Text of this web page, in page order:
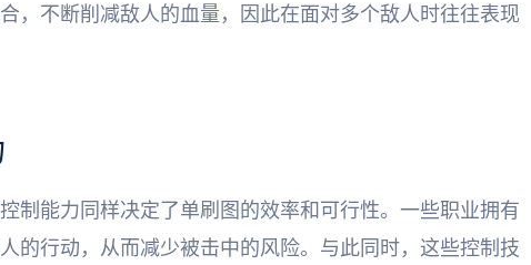
，不断削减敌人的血量，因此在面对多个敌人时往往表现
制能力同样决定了单刷图的效率和可行性。一些职业拥有
的行动，从而减少被击中的风险。与此同时，这些控制技